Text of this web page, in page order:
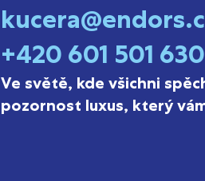
+420 601 501 630
Ve světě, kde všichni
pozornost luxus, který